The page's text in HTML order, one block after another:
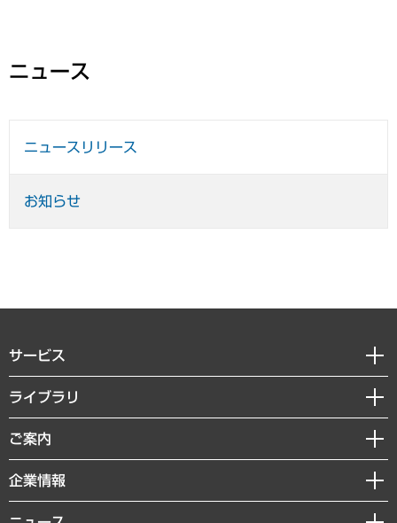
ニュース
ニュースリリース
お知らせ
サービス
経営戦略
組織・人事戦略
デジタルイノベーション
共生・ダイバーシティ
ライブラリ
経済調査
レポート
コラム
ご案内
セミナー・イベント情報
MUFGビジネスセミナー
企業情報
私たちの想い